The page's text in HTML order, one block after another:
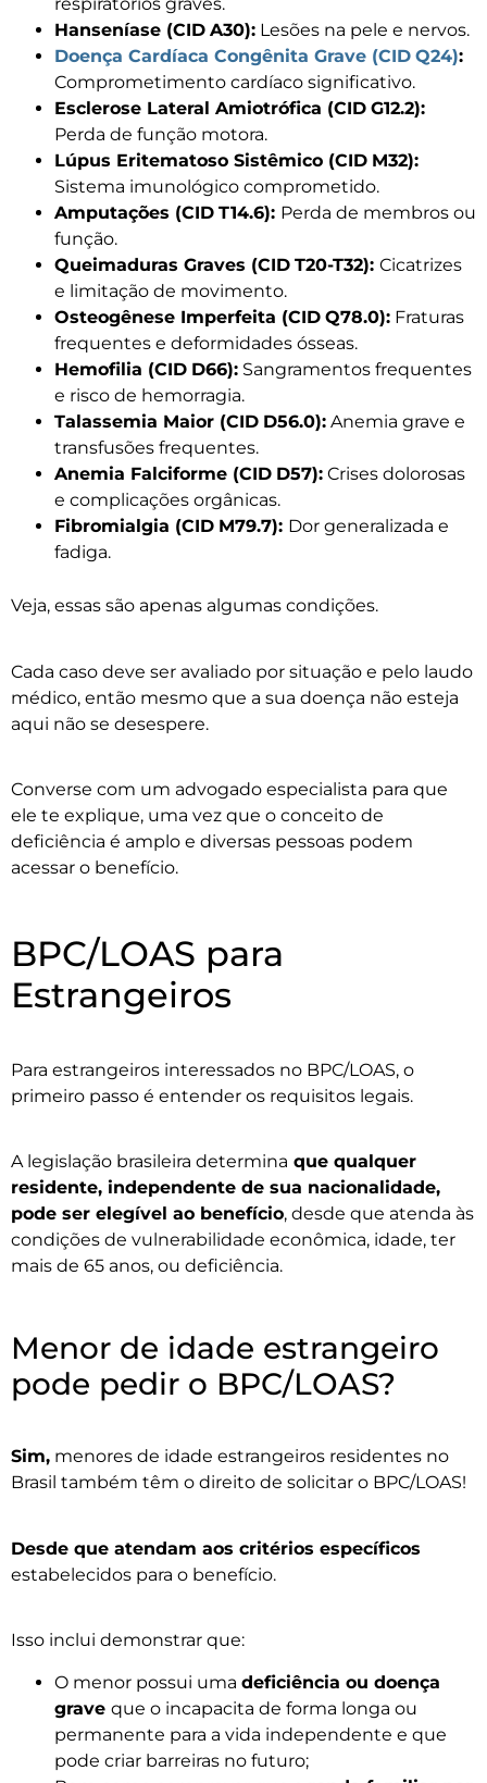
respiratórios graves.
Hanseníase (CID A30): Lesões na pele e nervos.
Doença Cardíaca Congênita Grave (CID Q24):
Comprometimento cardíaco significativo.
Esclerose Lateral Amiotrófica (CID G12.2):
Perda de função motora.
Lúpus Eritematoso Sistêmico (CID M32):
Sistema imunológico comprometido.
Amputações (CID T14.6): Perda de membros ou
função.
Queimaduras Graves (CID T20-T32): Cicatrizes
e limitação de movimento.
Osteogênese Imperfeita (CID Q78.0): Fraturas
frequentes e deformidades ósseas.
Hemofilia (CID D66): Sangramentos frequentes
e risco de hemorragia.
Talassemia Maior (CID D56.0): Anemia grave e
transfusões frequentes.
Anemia Falciforme (CID D57): Crises dolorosas
e complicações orgânicas.
Fibromialgia (CID M79.7): Dor generalizada e
fadiga.
Veja, essas são apenas algumas condições.
Cada caso deve ser avaliado por situação e pelo laudo
médico, então mesmo que a sua doença não esteja
aqui não se desespere.
Converse com um advogado especialista para que
ele te explique, uma vez que o conceito de
deficiência é amplo e diversas pessoas podem
acessar o benefício.
BPC/LOAS para
Estrangeiros
Para estrangeiros interessados no BPC/LOAS, o
primeiro passo é entender os requisitos legais.
A legislação brasileira determina que qualquer
residente, independente de sua nacionalidade,
pode ser elegível ao benefício, desde que atenda às
condições de vulnerabilidade econômica, idade, ter
mais de 65 anos, ou deficiência.
Menor de idade estrangeiro
pode pedir o BPC/LOAS?
Sim, menores de idade estrangeiros residentes no
Brasil também têm o direito de solicitar o BPC/LOAS!
Desde que atendam aos critérios específicos
estabelecidos para o benefício.
Isso inclui demonstrar que:
O menor possui uma deficiência ou doença
grave que o incapacita de forma longa ou
permanente para a vida independente e que
pode criar barreiras no futuro;